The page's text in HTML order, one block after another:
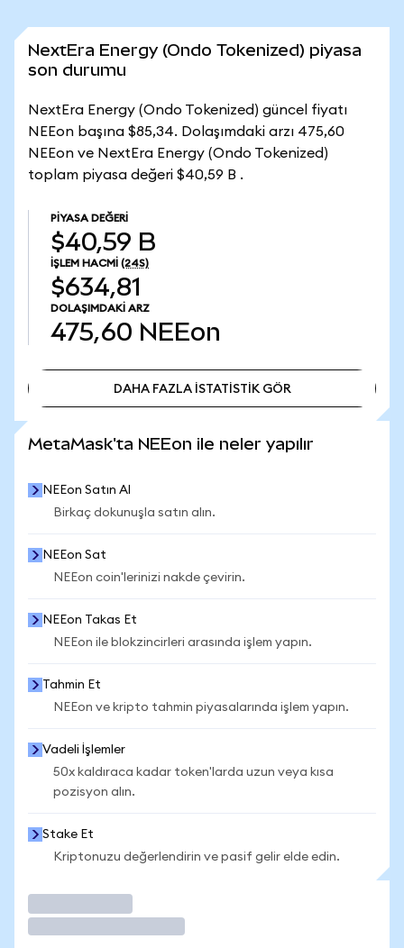
NextEra Energy (Ondo Tokenized) piyasa
son durumu
NextEra Energy (Ondo Tokenized) güncel fiyatı
NEEon başına $85,34. Dolaşımdaki arzı 475,60
NEEon ve NextEra Energy (Ondo Tokenized)
toplam piyasa değeri $40,59 B .
PIYASA DEĞERI
$40,59 B
İŞLEM HACMI (24S)
$634,81
DOLAŞIMDAKI ARZ
475,60 NEEon
DAHA FAZLA İSTATİSTİK GÖR
MetaMask'ta NEEon ile neler yapılır
NEEon Satın Al
Birkaç dokunuşla satın alın.
NEEon Sat
NEEon coin'lerinizi nakde çevirin.
NEEon Takas Et
NEEon ile blokzincirleri arasında işlem yapın.
Tahmin Et
NEEon ve kripto tahmin piyasalarında işlem yapın.
Vadeli İşlemler
50x kaldıraca kadar token'larda uzun veya kısa
pozisyon alın.
Stake Et
Kriptonuzu değerlendirin ve pasif gelir elde edin.